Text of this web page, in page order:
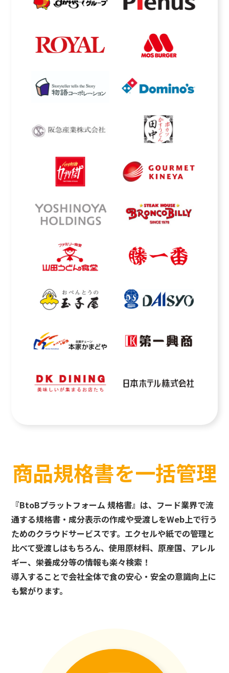
商品規格書を一括管理
『BtoBプラットフォーム 規格書』は、フード業界で流
通する規格書・成分表示の作成や受渡しをWeb上で行う
ためのクラウドサービスです。エクセルや紙での管理と
比べて受渡しはもちろん、使用原材料、原産国、アレル
ギー、栄養成分等の情報も楽々検索！
導入することで会社全体で食の安心・安全の意識向上に
も繋がります。